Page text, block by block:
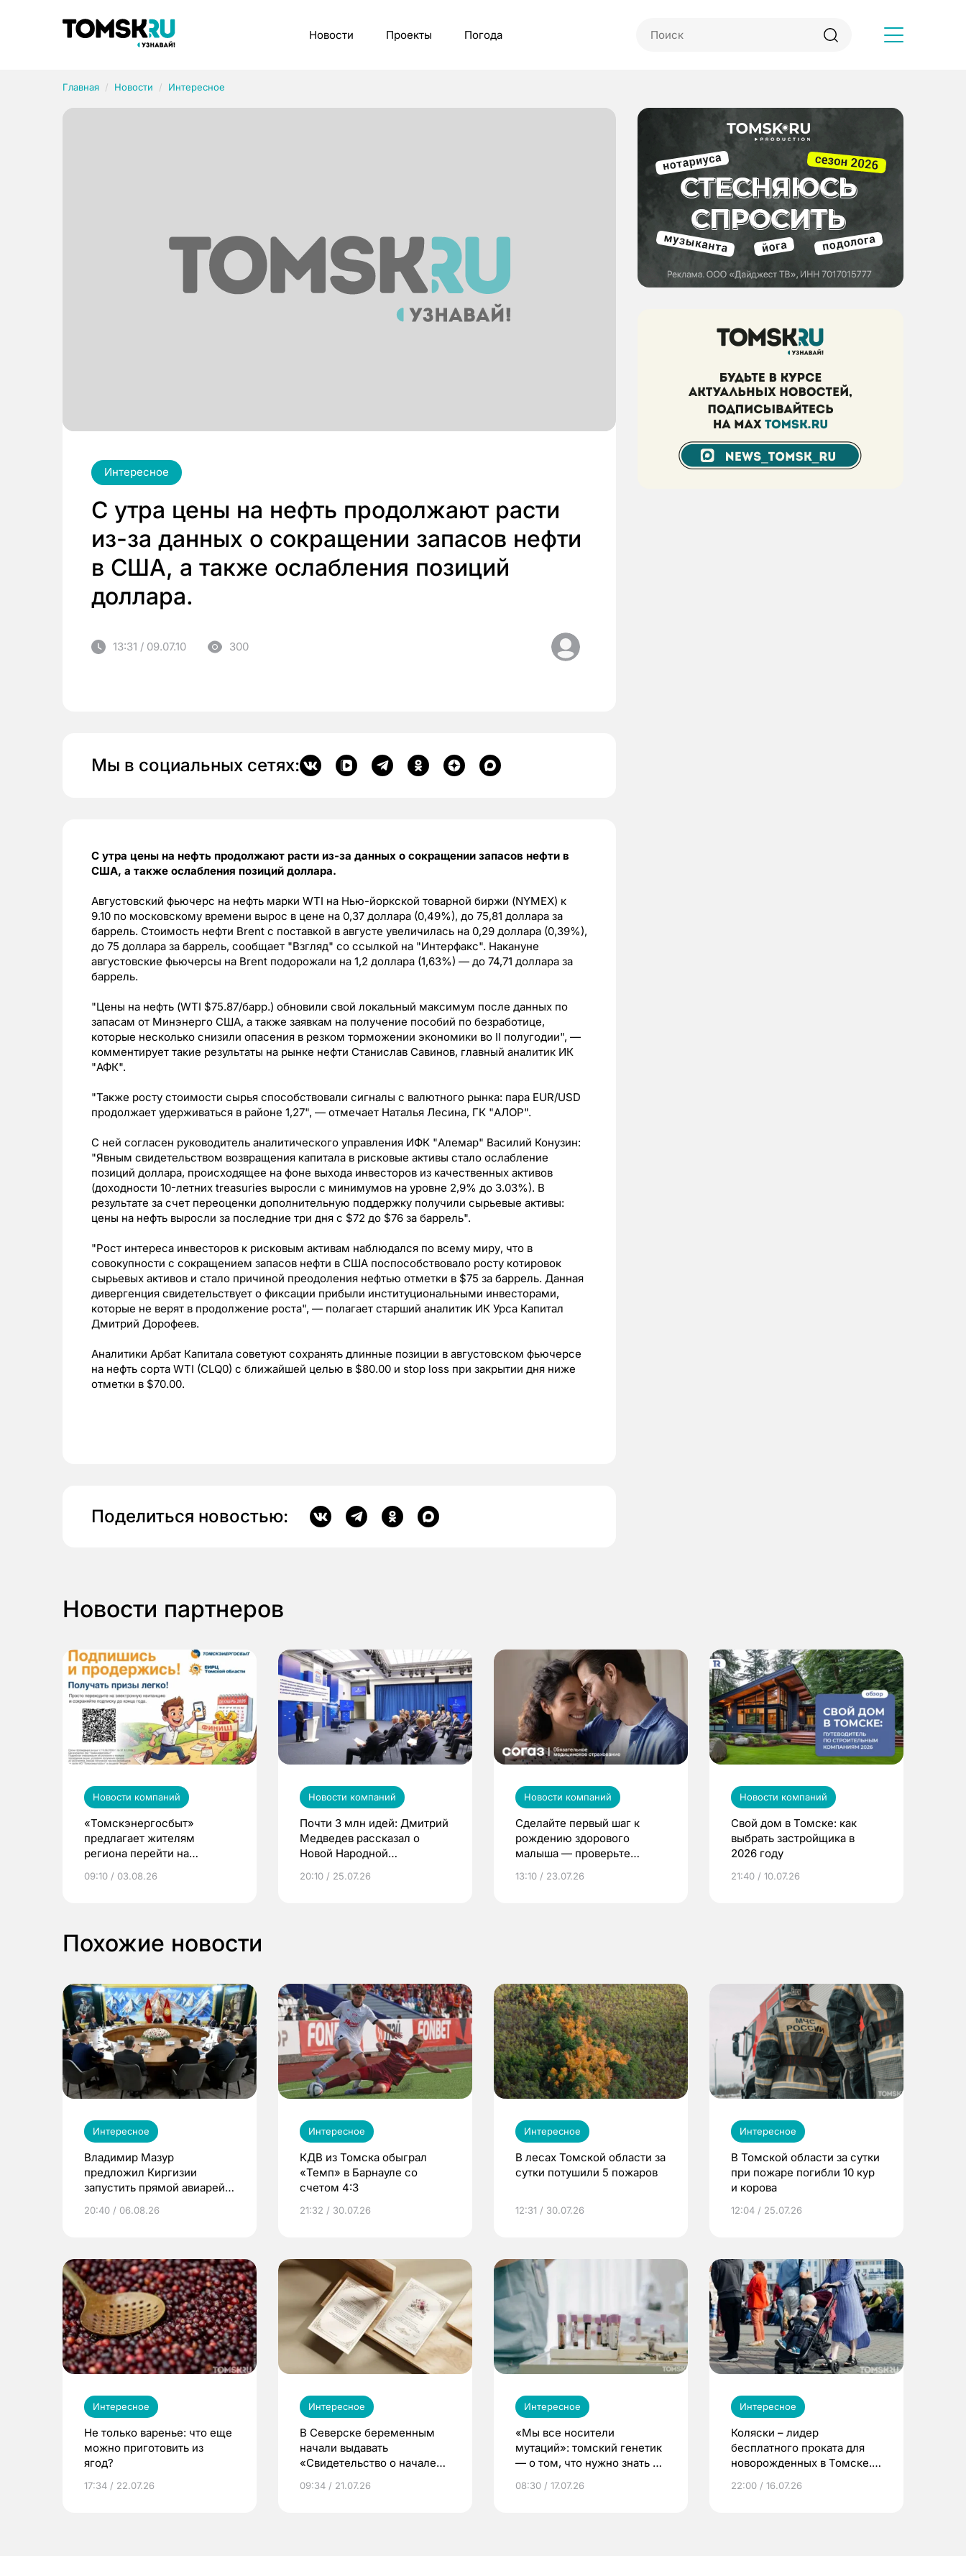
Новости Проекты Погода
Главная Новости Интересное
Интересное
С утра цены на нефть продолжают расти
из-за данных о сокращении запасов нефти
в США, а также ослабления позиций
доллара.
13:31 / 09.07.10 300
Мы в социальных сетях:
С утра цены на нефть продолжают расти из-за данных о сокращении запасов нефти в
США, а также ослабления позиций доллара.
Августовский фьючерс на нефть марки WTI на Нью-йоркской товарной биржи (NYMEX) к
9.10 по московскому времени вырос в цене на 0,37 доллара (0,49%), до 75,81 доллара за
баррель. Стоимость нефти Brent с поставкой в августе увеличилась на 0,29 доллара (0,39%),
до 75 доллара за баррель, сообщает "Взгляд" со ссылкой на "Интерфакс". Накануне
августовские фьючерсы на Brent подорожали на 1,2 доллара (1,63%) — до 74,71 доллара за
баррель.
"Цены на нефть (WTI $75.87/барр.) обновили свой локальный максимум после данных по
запасам от Минэнерго США, а также заявкам на получение пособий по безработице,
которые несколько снизили опасения в резком торможении экономики во II полугодии", —
комментирует такие результаты на рынке нефти Станислав Савинов, главный аналитик ИК
"АФК".
"Также росту стоимости сырья способствовали сигналы с валютного рынка: пара EUR/USD
продолжает удерживаться в районе 1,27", — отмечает Наталья Лесина, ГК "АЛОР".
С ней согласен руководитель аналитического управления ИФК "Алемар" Василий Конузин:
"Явным свидетельством возвращения капитала в рисковые активы стало ослабление
позиций доллара, происходящее на фоне выхода инвесторов из качественных активов
(доходности 10-летних treasuries выросли с минимумов на уровне 2,9% до 3.03%). В
результате за счет переоценки дополнительную поддержку получили сырьевые активы:
цены на нефть выросли за последние три дня с $72 до $76 за баррель".
"Рост интереса инвесторов к рисковым активам наблюдался по всему миру, что в
совокупности с сокращением запасов нефти в США поспособствовало росту котировок
сырьевых активов и стало причиной преодоления нефтью отметки в $75 за баррель. Данная
дивергенция свидетельствует о фиксации прибыли институциональными инвесторами,
которые не верят в продолжение роста", — полагает старший аналитик ИК Урса Капитал
Дмитрий Дорофеев.
Аналитики Арбат Капитала советуют сохранять длинные позиции в августовском фьючерсе
на нефть сорта WTI (CLQ0) с ближайшей целью в $80.00 и stop loss при закрытии дня ниже
отметки в $70.00.
Поделиться новостью:
Новости партнеров
Новости компаний
«Томскэнергосбыт»
предлагает жителям
региона перейти на
выиграть призы
09:10 / 03.08.26
Новости компаний
Почти 3 млн идей: Дмитрий
Медведев рассказал о
Новой Народной
20:10 / 25.07.26
Новости компаний
Сделайте первый шаг к
рождению здорового
малыша — проверьте
по ОМС!
13:10 / 23.07.26
Новости компаний
Свой дом в Томске: как
выбрать застройщика в
2026 году
21:40 / 10.07.26
Похожие новости
Интересное
Владимир Мазур
предложил Киргизии
запустить прямой авиарейс
20:40 / 06.08.26
Интересное
КДВ из Томска обыграл
«Темп» в Барнауле со
счетом 4:3
21:32 / 30.07.26
Интересное
В лесах Томской области за
сутки потушили 5 пожаров
12:31 / 30.07.26
Интересное
В Томской области за сутки
при пожаре погибли 10 кур
и корова
12:04 / 25.07.26
Интересное
Не только варенье: что еще
можно приготовить из
ягод?
17:34 / 22.07.26
Интересное
В Северске беременным
начали выдавать
«Свидетельство о начале
09:34 / 21.07.26
Интересное
«Мы все носители
мутаций»: томский генетик
— о том, что нужно знать до
08:30 / 17.07.26
Интересное
Коляски – лидер
бесплатного проката для
новорожденных в Томске.
22:00 / 16.07.26
Рубрики